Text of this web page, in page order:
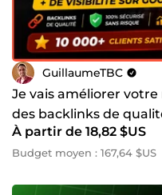
GuillaumeTBC
Je vais améliorer
des backlinks de
À partir de 18,82 $US
Budget moyen : 167,64 $US